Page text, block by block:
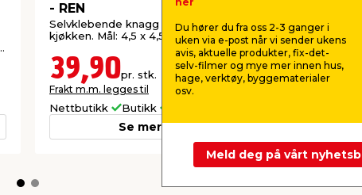
- REN
Selvklebende knagg til bad eller
kjøkken. Mål: 4,5 x 4,5 cm.
39,90pr. stk.
Frakt m.m. legges til
Nettbutikk Butikk
Se mer
Til oppheng på
359,00
Se
Du hører du fra oss 2-3 ganger i
uken via e-post når vi sender ukens
avis, aktuelle produkter, fix-det-
selv-filmer og mye mer innen hus,
hage, verktøy, byggematerialer
osv.
Meld deg på vårt